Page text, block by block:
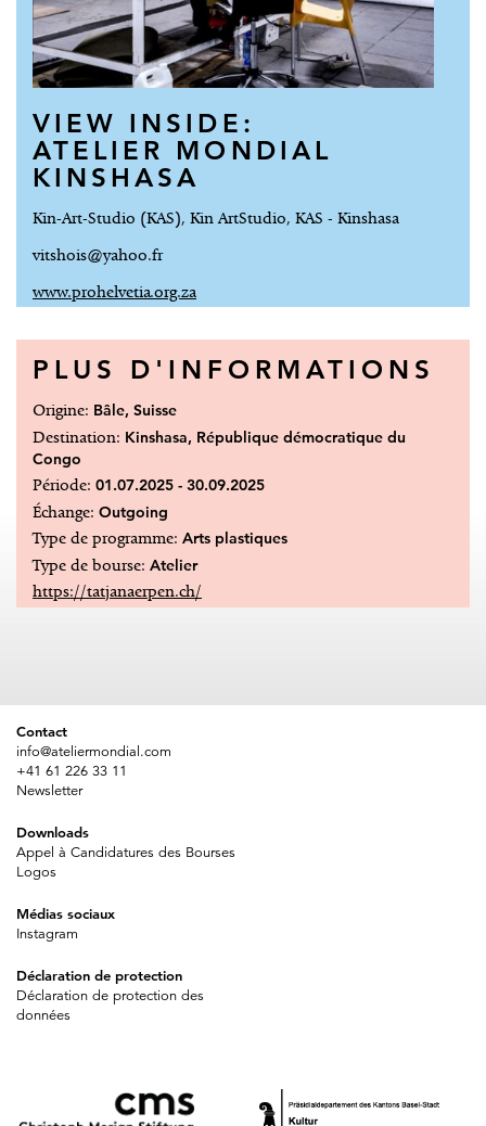
VIEW INSIDE:
ATELIER MONDIAL
KINSHASA
Kin-Art-Studio (KAS), Kin ArtStudio, KAS - Kinshasa
vitshois@yahoo.fr
www.prohelvetia.org.za
PLUS D'INFORMATIONS
Origine: Bâle, Suisse
Destination: Kinshasa, République démocratique du
Congo
Période: 01.07.2025 - 30.09.2025
Échange: Outgoing
Type de programme: Arts plastiques
Type de bourse: Atelier
https://tatjanaerpen.ch/
Contact
info@ateliermondial.com
+41 61 226 33 11
Newsletter
Downloads
Appel à Candidatures des Bourses
Logos
Médias sociaux
Instagram
Déclaration de protection
Déclaration de protection des
données